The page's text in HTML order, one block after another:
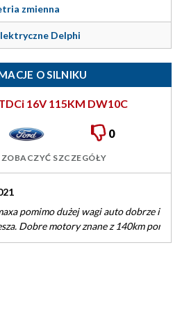
zmienna
Delphi
O SILNIKU
16V 115KM DW10C
0
SZCZEGÓŁY
wagi auto dobrze i dynamicznie
znane z 140km ponoć 115 to nic…